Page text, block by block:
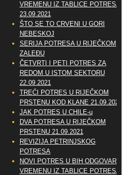
VREMENU IZ TABLICE POTRESA
23.09.2021
ŠTO SE TO CRVENI U GORI
NEBESKOJ
SERIJA POTRESA U RIJEČKOM
ZALEĐU
ČETVRTI I PETI POTRES ZA
REDOM U ISTOM SEKTORU
22.09.2021
TREĆI POTRES U RIJEČKOM
PRSTENU KOD KLANE 21.09.2021
JAK POTRES U CHILE-u
DVA POTRESA U RIJEČKOM
PRSTENU 21.09.2021
REVIZIJA PETRINJSKOG
POTRESA
NOVI POTRES U BIH ODGOVARA
VREMENU IZ TABLICE POTRESA